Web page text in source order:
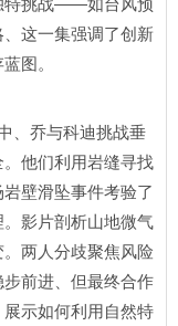
特挑战——如台风预
这一集强调了创新
图。
、乔与科迪挑战垂
他们利用岩缝寻找
壁滑坠事件考验了
影片剖析山地微气
两人分歧聚焦风险
前进、但最终合作
示如何利用自然特